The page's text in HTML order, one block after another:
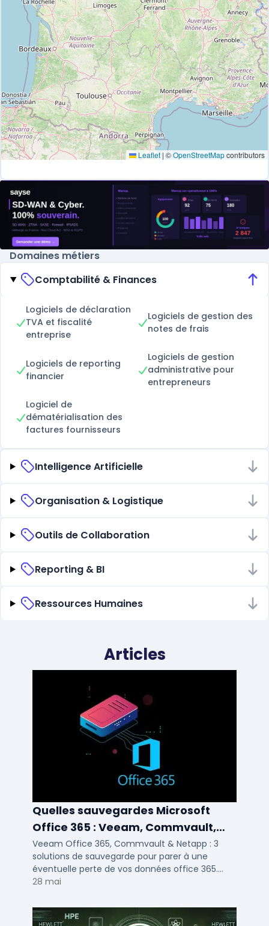
Leaflet | ©OpenStreetMapcontributors
Domaines métiers
Comptabilité & Finances
Logiciels de déclaration
TVA et fiscalité
entreprise
Logiciels de gestion des
notes de frais
Logiciels de reporting
financier
Logiciels de gestion
administrative pour
entrepreneurs
Logiciel de
dématérialisation des
factures fournisseurs
Intelligence Artificielle
Organisation & Logistique
Outils de Collaboration
Reporting & BI
Ressources Humaines
Articles
Quelles sauvegardes Microsoft
Office 365 : Veeam, Commvault,
Netapp
Veeam Office 365, Commvault & Netapp : 3
solutions de sauvegarde pour parer à une
éventuelle perte de vos données office 365.
Voici notre ...
28 mai